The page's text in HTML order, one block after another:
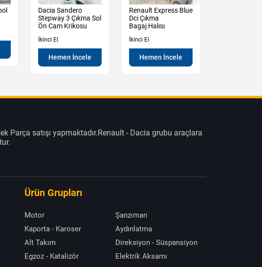
Dacia Sandero
Stepway 3 Çıkma Sol
Ön Cam Krikosu
İkinci El
Hemen İncele
Renault Express Blue
Dci Çıkma
Bagaj Halısı
İkinci El
Hemen İncele
Parça satışı yapmaktadır.Renault - Dacia grubu araçlara
Ürün Grupları
Motor
Şanzıman
Kaporta - Karoser
Aydınlatma
Alt Takım
Direksiyon - Süspansiyon
Egzoz - Katalizör
Elektrik Aksamı